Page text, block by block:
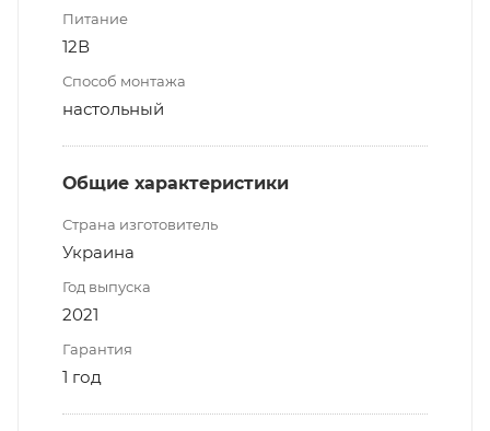
Питание
12В
Способ монтажа
настольный
Общие характеристики
Страна изготовитель
Украина
Год выпуска
2021
Гарантия
1 год